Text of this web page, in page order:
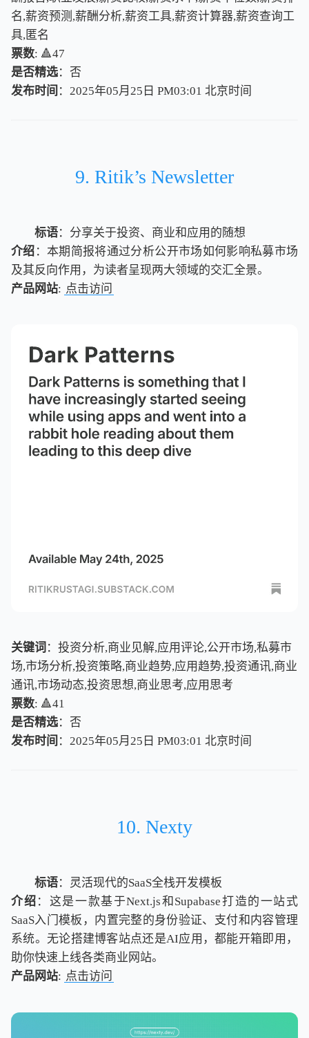
名,薪资预测,薪酬分析,薪资工具,薪资计算器,薪资查询工
具,匿名
票数: 🔺47
是否精选：否
发布时间 ：2025年05月25日 PM03:01 北京时间
北京时间
9. Ritik’s Newsletter
标语：分享关于投资、商业和应用的随想
介绍 ：本期简报将通过分析公开市场如何影响私募市场
及其反向作用，为读者呈现两大领域的交汇全景。
产品网站: 点击访问
关键词 ：投资分析,商业见解,应用评论,公开市场,私募市
场,市场分析,投资策略,商业趋势,应用趋势,投资通讯,商业
通讯,市场动态,投资思想,商业思考,应用思考
票数: 🔺41
是否精选：否
发布时间 ：2025年05月25日 PM03:01 北京时间
北京时间
10. Nexty
标语：灵活现代的SaaS全栈开发模板
介绍 ：这是一款基于Next.js和Supabase打造的一站式
SaaS入门模板，内置完整的身份验证、支付和内容管理
系统。无论搭建博客站点还是AI应用，都能开箱即用，
助你快速上线各类商业网站。
产品网站: 点击访问